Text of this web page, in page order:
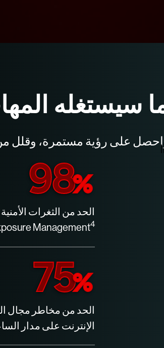
سيستغله
واحصل على رؤية مستمرة،
98%
Management4
75%
الحد من مخاطر مجال
الإنترنت على مدار